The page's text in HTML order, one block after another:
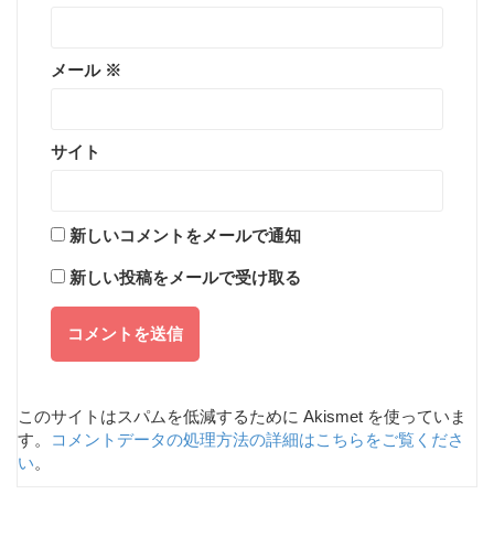
メール ※
サイト
新しいコメントをメールで通知
新しい投稿をメールで受け取る
このサイトはスパムを低減するために Akismet を使っていま
す。
コメントデータの処理方法の詳細はこちらをご覧くださ
い。